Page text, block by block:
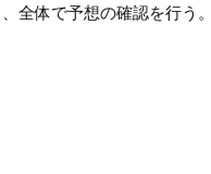
全体で予想の確認を行う。